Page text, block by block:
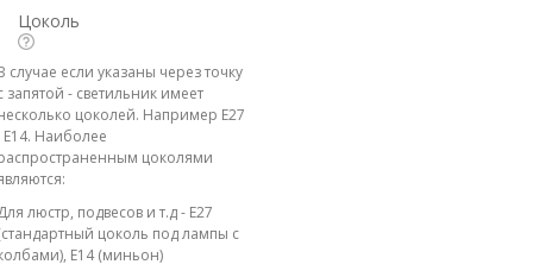
Цоколь
случае если указаны через точку
запятой - светильник имеет
цоколей. Например E27
E14. Наиболее
цоколями
люстр, подвесов и т.д - E27
цоколь под лампы с
E14 (миньон)